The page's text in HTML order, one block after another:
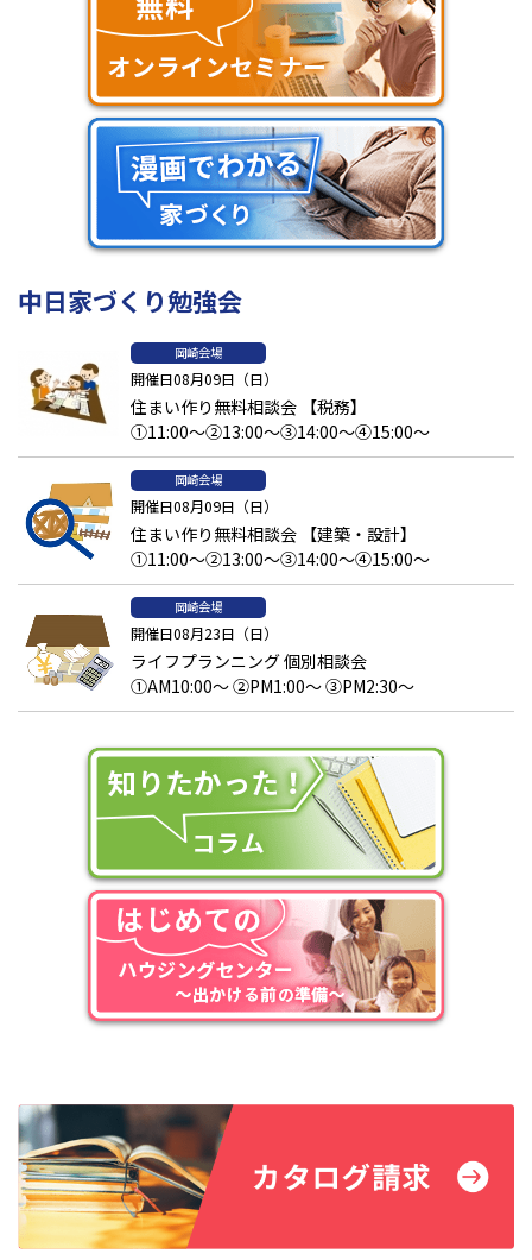
中日家づくり勉強会
岡崎会場
開催日08月09日（日）
住まい作り無料相談会 【税務】
①11:00～②13:00～③14:00～④15:00～
岡崎会場
開催日08月09日（日）
住まい作り無料相談会 【建築・設計】
①11:00～②13:00～③14:00～④15:00～
岡崎会場
開催日08月23日（日）
ライフプランニング 個別相談会
①AM10:00～ ②PM1:00～ ③PM2:30～